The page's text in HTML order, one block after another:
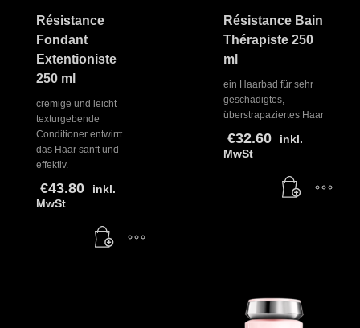
Résistance
Fondant
Extentioniste
250 ml
cremige und leicht
texturgebende
Conditioner entwirrt
das Haar sanft und
effektiv.
€43.80
inkl.
MwSt
Résistance Bain
Thérapiste 250
ml
ein Haarbad für sehr
geschädigtes,
überstrapaziertes Haar
€32.60
inkl.
MwSt